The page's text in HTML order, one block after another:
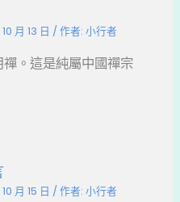
月 13 日 / 作者: 小行者
。這是純屬中國禪宗
月 15 日 / 作者: 小行者